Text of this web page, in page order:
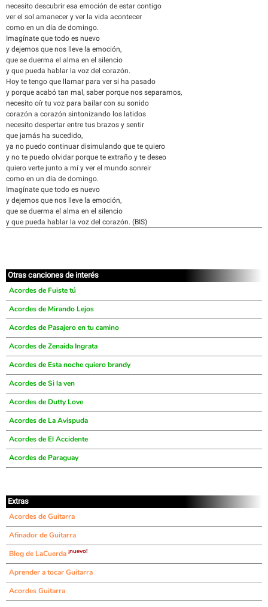
necesito descubrir esa emoción de estar contigo
ver el sol amanecer y ver la vida acontecer
como en un día de domingo.
Imagínate que todo es nuevo
y dejemos que nos lleve la emoción,
que se duerma el alma en el silencio
y que pueda hablar la voz del corazón.
Hoy te tengo que llamar para ver si ha pasado
y porque acabó tan mal, saber porque nos separamos,
necesito oír tu voz para bailar con su sonido
corazón a corazón sintonizando los latidos
necesito despertar entre tus brazos y sentir
que jamás ha sucedido,
ya no puedo continuar disimulando que te quiero
y no te puedo olvidar porque te extraño y te deseo
quiero verte junto a mí y ver el mundo sonreir
como en un día de domingo.
Imagínate que todo es nuevo
y dejemos que nos lleve la emoción,
que se duerma el alma en el silencio
y que pueda hablar la voz del corazón. (BIS)
Otras canciones de interés
Acordes de Fuiste tú
Acordes de Mirando Lejos
Acordes de Pasajero en tu camino
Acordes de Zenaida Ingrata
Acordes de Esta noche quiero brandy
Acordes de Si la ven
Acordes de Dutty Love
Acordes de La Avispuda
Acordes de El Accidente
Acordes de Paraguay
Extras
Acordes de Guitarra
Afinador de Guitarra
Blog de LaCuerda ¡nuevo!
Aprender a tocar Guitarra
Acordes Guitarra